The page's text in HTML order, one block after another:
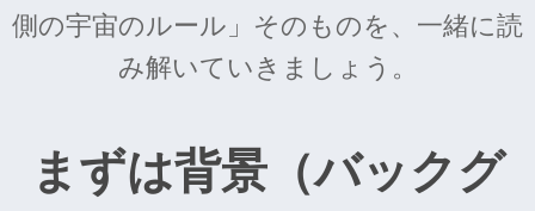
側の宇宙のルール」そのものを、一緒に読
み解いていきましょう。
まずは背景（バックグ